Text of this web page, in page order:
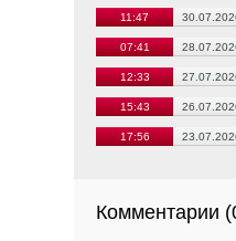
11:47
07:41
12:33
15:43
17:56
Комментарии (